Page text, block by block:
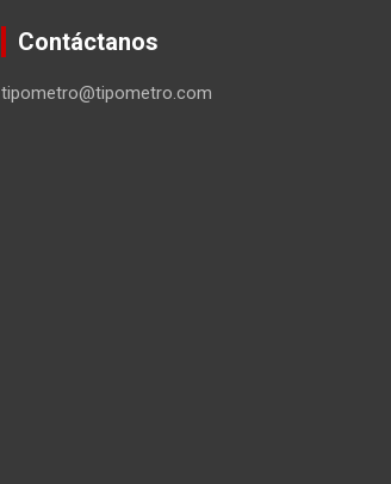
Contáctanos
tipometro@tipometro.com